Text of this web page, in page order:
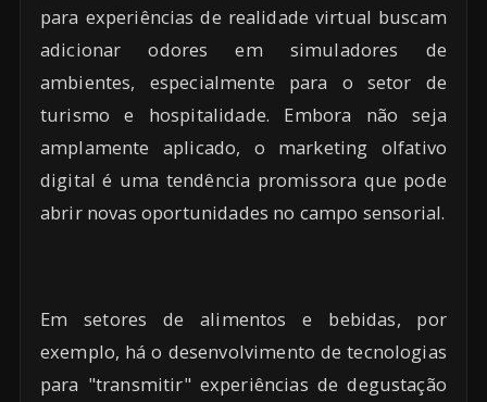
para experiências de realidade virtual buscam
adicionar odores em simuladores de
ambientes, especialmente para o setor de
turismo e hospitalidade. Embora não seja
amplamente aplicado, o marketing olfativo
digital é uma tendência promissora que pode
abrir novas oportunidades no campo sensorial.
Em setores de alimentos e bebidas, por
exemplo, há o desenvolvimento de tecnologias
para "transmitir" experiências de degustação